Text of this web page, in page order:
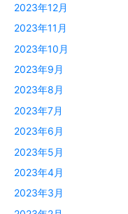
2023年12月
2023年11月
2023年10月
2023年9月
2023年8月
2023年7月
2023年6月
2023年5月
2023年4月
2023年3月